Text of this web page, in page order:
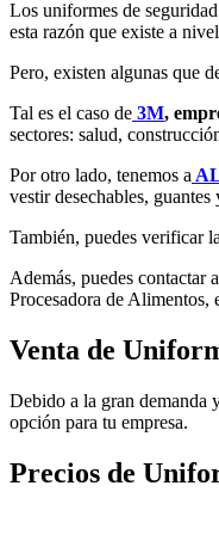
Los uniformes de seguridad
esta razón que existe a
Pero, existen algunas que
Tal es el caso de 3M,
sectores: salud,
Por otro lado, tenemos a
vestir desechables,
También, puedes verificar
Además, puedes contactar a
Procesadora de Alimentos,
Venta de
Debido a la gran demanda
opción para tu empresa.
Precios de